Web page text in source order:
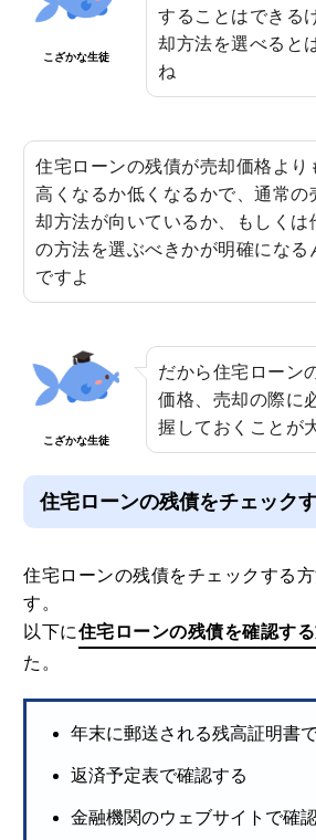
こざかな生徒
することはできる
却方法を選べると
ね
住宅ローンの残債が売却価格より
高くなるか低くなるかで、通常の
却方法が向いているか、もしくは
の方法を選ぶべきかが明確になる
ですよ
こざかな生徒
だから住宅ローン
価格、売却の際に
握しておくことが
住宅ローンの残債をチェック
住宅ローンの残債をチェックする
す。
以下に住宅ローンの残債を確認す
た。
年末に郵送される残高証明書
返済予定表で確認する
金融機関のウェブサイトで確